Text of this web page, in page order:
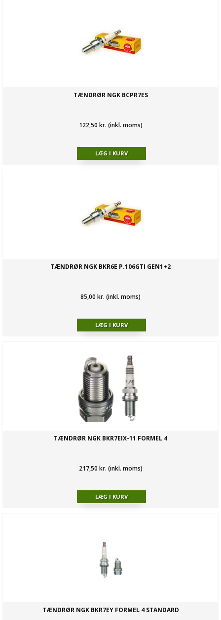
TÆNDRØR NGK BCPR7ES
122,50 kr. (inkl. moms)
TÆNDRØR NGK BKR6E P.106GTI GEN1+2
85,00 kr. (inkl. moms)
TÆNDRØR NGK BKR7EIX-11 FORMEL 4
217,50 kr. (inkl. moms)
TÆNDRØR NGK BKR7EY FORMEL 4 STANDARD